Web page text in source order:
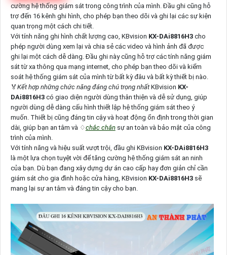
cường hệ thống giám sát trong công trình của mình. Đầu ghi cũng hỗ
trợ đến 16 kênh ghi hình, cho phép bạn theo dõi và ghi lại các sự kiện
quan trọng một cách chi tiết.
Với tính năng ghi hình chất lượng cao, KBvision KX-DAi8816H3 cho
phép người dùng xem lại và chia sẻ các video và hình ảnh đã được
ghi lại một cách dễ dàng. Đầu ghi này cũng hỗ trợ các tính năng giám
sát từ xa thông qua mạng internet, cho phép bạn theo dõi và kiểm
soát hệ thống giám sát của mình từ bất kỳ đâu và bất kỳ thiết bị nào.
️🏅️ Kết hợp những chức năng đáng chú trọng nhấtKBvision KX-
DAi8816H3 có giao diện người dùng thân thiện và dễ sử dụng, giúp
người dùng dễ dàng cấu hình thiết lập hệ thống giám sát theo ý
muốn. Thiết bị cũng đáng tin cậy và hoạt động ổn định trong thời gian
dài, giúp bạn an tâm và ♢chắc chắnsự an toàn và bảo mật của công
trình của mình.
Với tính năng và hiệu suất vượt trội, đầu ghi KBvision KX-DAi8816H3
là một lựa chọn tuyệt vời để tăng cường hệ thống giám sát an ninh
của bạn. Dù bạn đang xây dựng dự án cao cấp hay đơn giản chỉ cần
giám sát cho gia đình hoặc cửa hàng, KBvision KX-DAi8816H3 sẽ
mang lại sự an tâm và đáng tin cậy cho bạn.